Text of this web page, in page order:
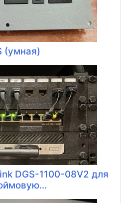
(умная)
DGS-1100-08V2 для